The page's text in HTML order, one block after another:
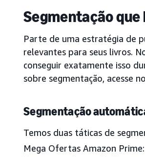
Segmentação que
Parte de uma estratégia de
relevantes para seus livros.
conseguir exatamente isso
sobre segmentação, acesse
Segmentação
Temos duas táticas de
Mega Ofertas Amazon Prime: